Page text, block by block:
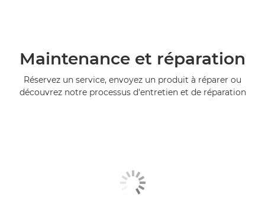
Maintenance et réparation
Réservez un service, envoyez un produit à réparer ou
découvrez notre processus d'entretien et de réparation